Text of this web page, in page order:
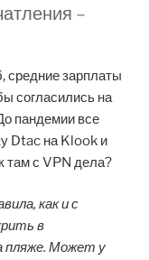
–
средние зарплаты
согласились на
пандемии все
Dtac на Klook и
там с VPN дела?
как и с
в
пляже. Может у